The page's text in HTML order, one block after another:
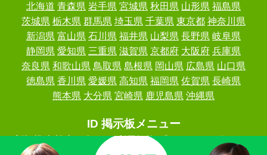
北海道 青森県 岩手県 宮城県 秋田県 山形県 福島県
茨城県 栃木県 群馬県 埼玉県 千葉県 東京都 神奈川県
新潟県 富山県 石川県 福井県 山梨県 長野県 岐阜県
静岡県 愛知県 三重県 滋賀県 京都府 大阪府 兵庫県
奈良県 和歌山県 鳥取県 島根県 岡山県 広島県 山口県
徳島県 香川県 愛媛県 高知県 福岡県 佐賀県 長崎県
熊本県 大分県 宮崎県 鹿児島県 沖縄県
ID 掲示板メニュー
お知らせ 利用規約 プライバシーポリシー